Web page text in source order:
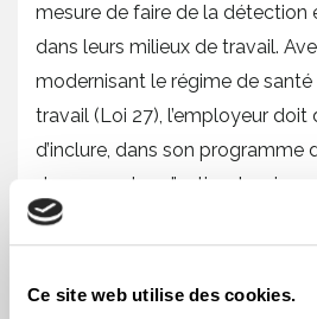
Ce site web utilise des cookies.
mesure de faire de la détection
dans leurs milieux de travail.
modernisant le régime de
travail (Loi 27), l’employeur doit
d’inclure, dans son programme
dans son plan d’action, les
pouvant avoir une incidence
travailleuses et des travailleurs.
Ainsi, à la suite de cette